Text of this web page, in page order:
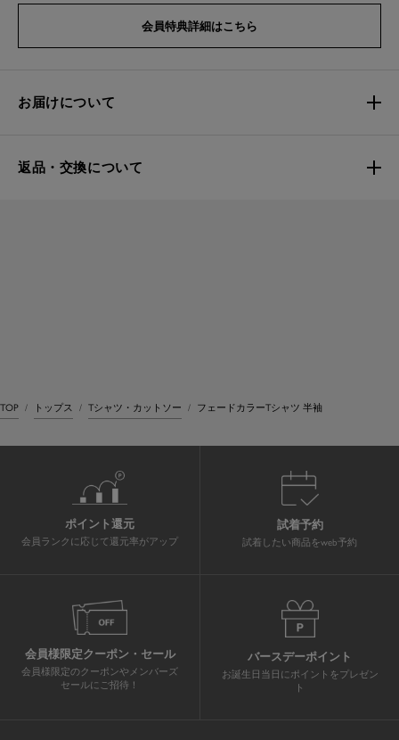
会員特典詳細はこちら
お届けについて
返品・交換について
TOP トップス Tシャツ・カットソー フェードカラーTシャツ 半袖
ポイント還元
会員ランクに応じて還元率がアップ
試着予約
試着したい商品をweb予約
会員様限定クーポン・セール
会員様限定のクーポンやメンバーズ
セールにご招待！
バースデーポイント
お誕生日当日にポイントをプレゼン
ト